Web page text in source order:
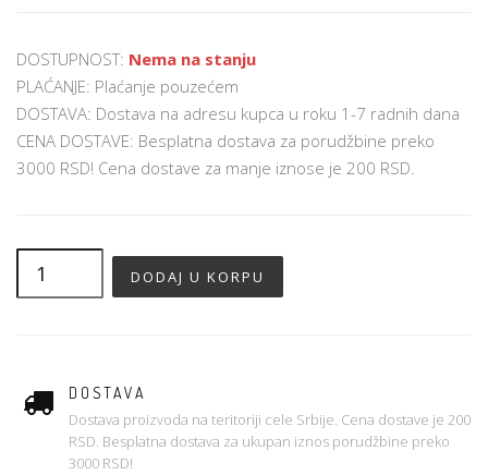
DOSTUPNOST: Nema na stanju
PLAĆANJE: Plaćanje pouzećem
DOSTAVA: Dostava na adresu kupca u roku 1-7 radnih dana
CENA DOSTAVE: Besplatna dostava za porudžbine preko
3000 RSD! Cena dostave za manje iznose je 200 RSD.
DOSTAVA
Dostava proizvoda na teritoriji cele Srbije. Cena dostave je 200
RSD. Besplatna dostava za ukupan iznos porudžbine preko
3000 RSD!